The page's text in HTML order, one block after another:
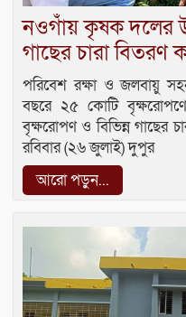
নওগাঁয় কৃষক দলের
গাছের চারা বিতরণ
পরিবেশ রক্ষা ও জলবায়ু
বছরে ২৫ কোটি
বৃক্ষরোপণ ও বিভিন্ন গাছের
রবিবার (২৬ জুলাই) দুপুর
আরো পড়ুন...